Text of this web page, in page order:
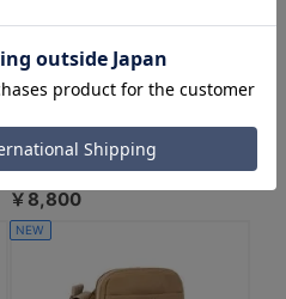
（12：ラバグレー）
￥8,800
NEW